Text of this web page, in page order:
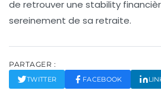
de retrouver une stability
sereinement de sa retraite.
PARTAGER :
TWITTER FACEBOOK